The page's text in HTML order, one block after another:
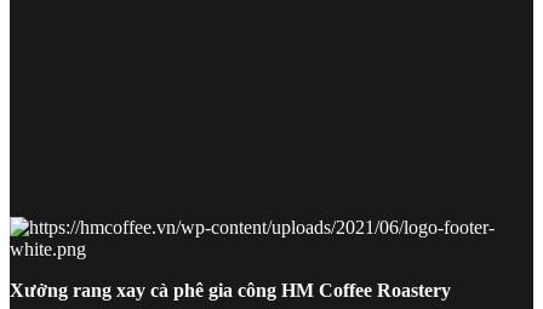
Xưởng rang xay cà phê gia công HM Coffee Roastery